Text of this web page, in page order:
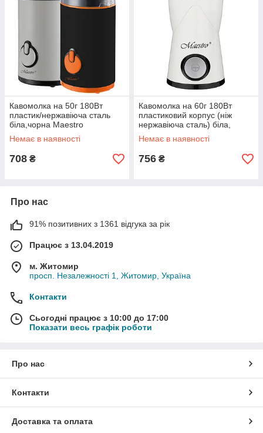
Кавомолка на 50г 180Вт
пластик/нержавіюча сталь
біла,чорна Maestro
Немає в наявності
708 ₴
Кавомолка на 60г 180Вт
пластиковий корпус (ніж
нержавіюча сталь) біла,
блакитна Maestro
Немає в наявності
756 ₴
Про нас
91% позитивних з 1361 відгука за рік
Працює з 13.04.2019
м. Житомир
просп. Незалежності 1, Житомир, Україна
Контакти
Сьогодні працює з 10:00 до 17:00
Показати весь графік роботи
Про нас
Контакти
Доставка та оплата